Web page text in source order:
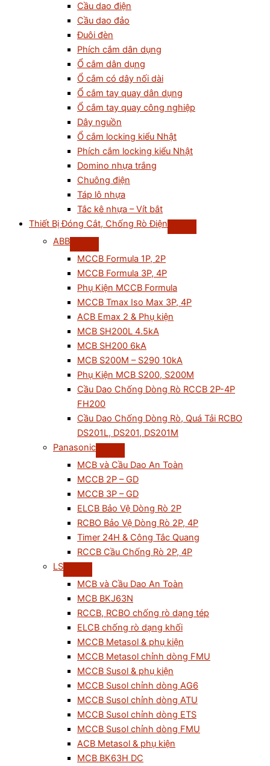
Cầu dao điện
Cầu dao đảo
Đuôi đèn
Phích cắm dân dụng
Ổ cắm dân dụng
Ổ cắm có dây nối dài
Ổ cắm tay quay dân dụng
Ổ cắm tay quay công nghiệp
Dây nguồn
Ổ cắm locking kiểu Nhật
Phích cắm locking kiểu Nhật
Domino nhựa trắng
Chuông điện
Táp lô nhựa
Tắc kê nhựa – Vít bắt
Thiết Bị Đóng Cắt, Chống Rò Điện
ABB
MCCB Formula 1P, 2P
MCCB Formula 3P, 4P
Phụ Kiện MCCB Formula
MCCB Tmax Iso Max 3P, 4P
ACB Emax 2 & Phụ kiện
MCB SH200L 4.5kA
MCB SH200 6kA
MCB S200M – S290 10kA
Phụ Kiện MCB S200, S200M
Cầu Dao Chống Dòng Rò RCCB 2P-4P
FH200
Cầu Dao Chống Dòng Rò, Quá Tải RCBO
DS201L, DS201, DS201M
Panasonic
MCB và Cầu Dao An Toàn
MCCB 2P – GD
MCCB 3P – GD
ELCB Bảo Vệ Dòng Rò 2P
RCBO Bảo Vệ Dòng Rò 2P, 4P
Timer 24H & Công Tắc Quang
RCCB Cầu Chống Rò 2P, 4P
LS
MCB và Cầu Dao An Toàn
MCB BKJ63N
RCCB, RCBO chống rò dạng tép
ELCB chống rò dạng khối
MCCB Metasol & phụ kiện
MCCB Metasol chỉnh dòng FMU
MCCB Susol & phụ kiện
MCCB Susol chỉnh dòng AG6
MCCB Susol chỉnh dòng ATU
MCCB Susol chỉnh dòng ETS
MCCB Susol chỉnh dòng FMU
ACB Metasol & phụ kiện
MCB BK63H DC